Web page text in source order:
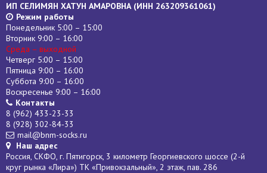
ИП СЕЛИМЯН ХАТУН АМАРОВНА (ИНН 263209361061)
Режим работы
Понедельник 5:00 – 15:00
Вторник 9:00 – 16:00
Среда – выходной
Четверг 5:00 – 15:00
Пятница 9:00 – 16:00
Суббота 9:00 – 16:00
Воскресенье 9:00 – 16:00
Контакты
8 (962) 433-23-33
8 (928) 302-84-33
mail@bnm-socks.ru
Наш адрес
Россия, СКФО, г. Пятигорск, 3 километр Георгиевского шоссе (2-й
круг рынка «Лира») ТК «Привокзальный», 2 этаж, пав. 286